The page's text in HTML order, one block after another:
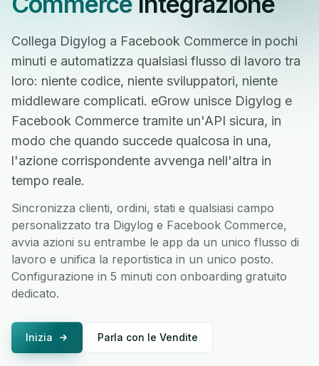
Collega Digylog a Facebook Commerce in pochi
minuti e automatizza qualsiasi flusso di lavoro tra
loro: niente codice, niente sviluppatori, niente
middleware complicati. eGrow unisce Digylog e
Facebook Commerce tramite un'API sicura, in
modo che quando succede qualcosa in una,
l'azione corrispondente avvenga nell'altra in
tempo reale.
Sincronizza clienti, ordini, stati e qualsiasi campo
personalizzato tra Digylog e Facebook Commerce,
avvia azioni su entrambe le app da un unico flusso di
lavoro e unifica la reportistica in un unico posto.
Configurazione in 5 minuti con onboarding gratuito
dedicato.
Inizia Parla con le Vendite